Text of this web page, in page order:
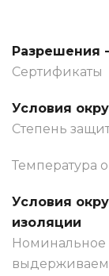
Разрешения
Сертификаты
Условия
Степень
Температура
Условия
изоляции
Номинальное